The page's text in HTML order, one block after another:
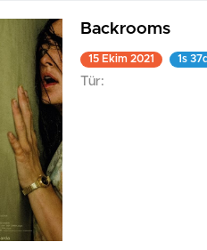
Backrooms
15 Ekim 2021 1s
Tür: